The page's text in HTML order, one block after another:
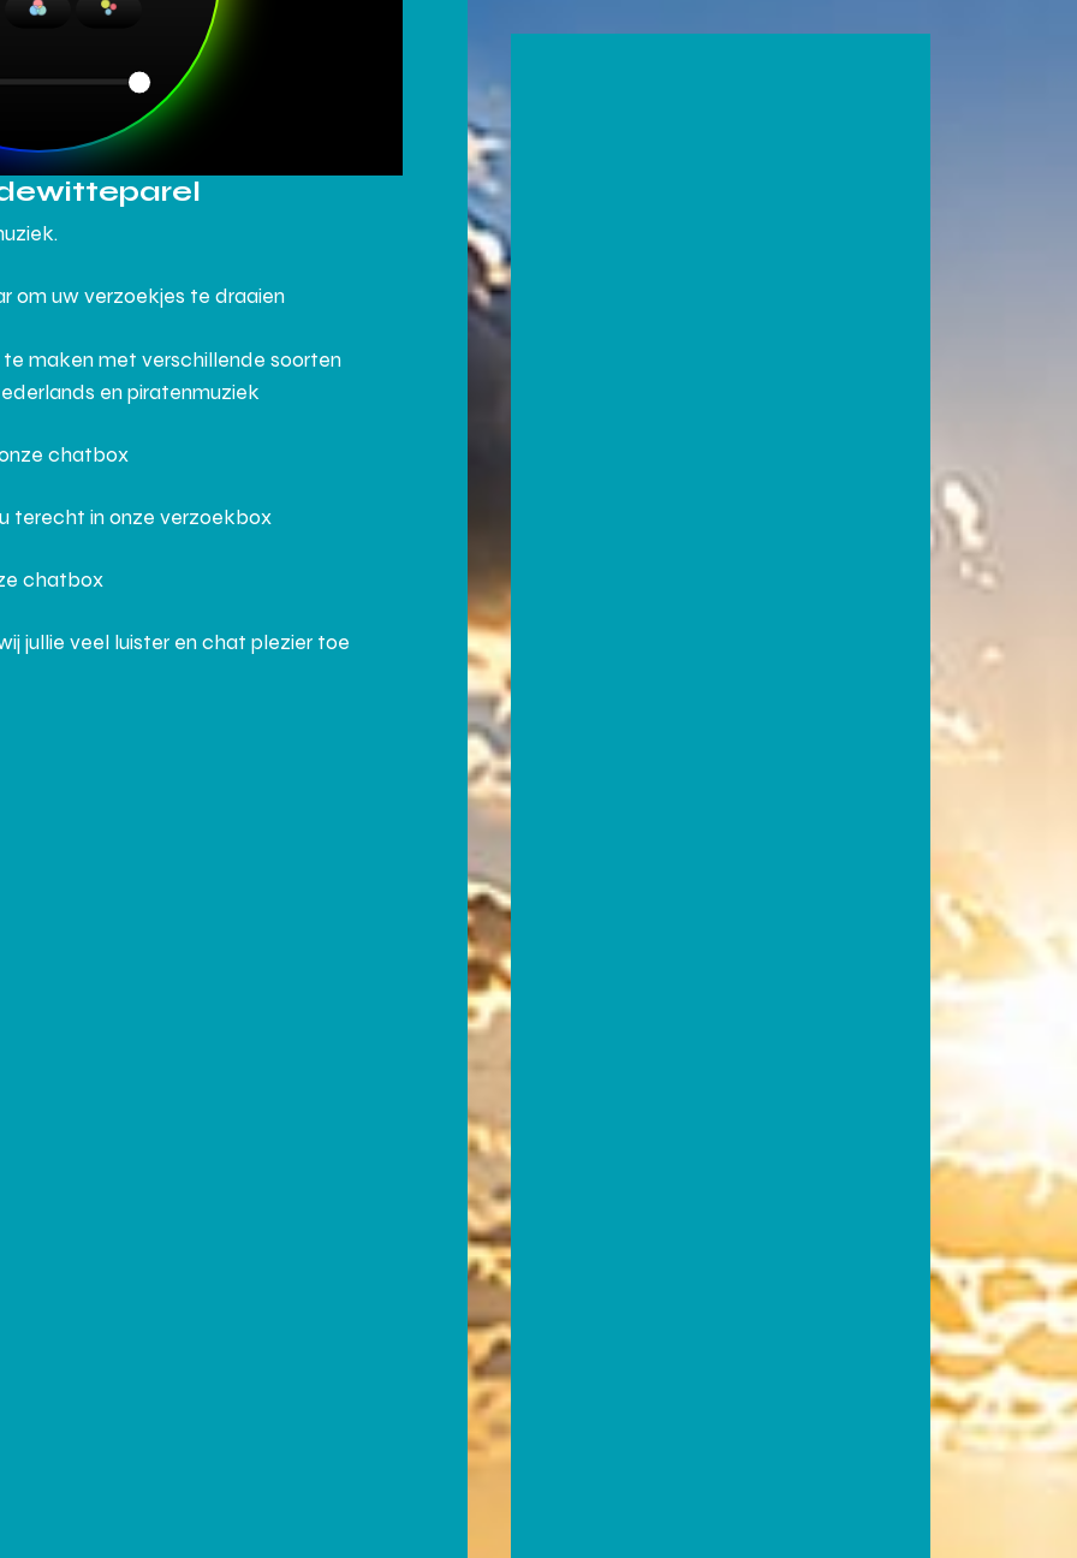
om uw verzoekjes te draaien
maken met verschillende soorten
en piratenmuziek
chatbox
terecht in onze verzoekbox
chatbox
jullie veel luister en chat plezier toe